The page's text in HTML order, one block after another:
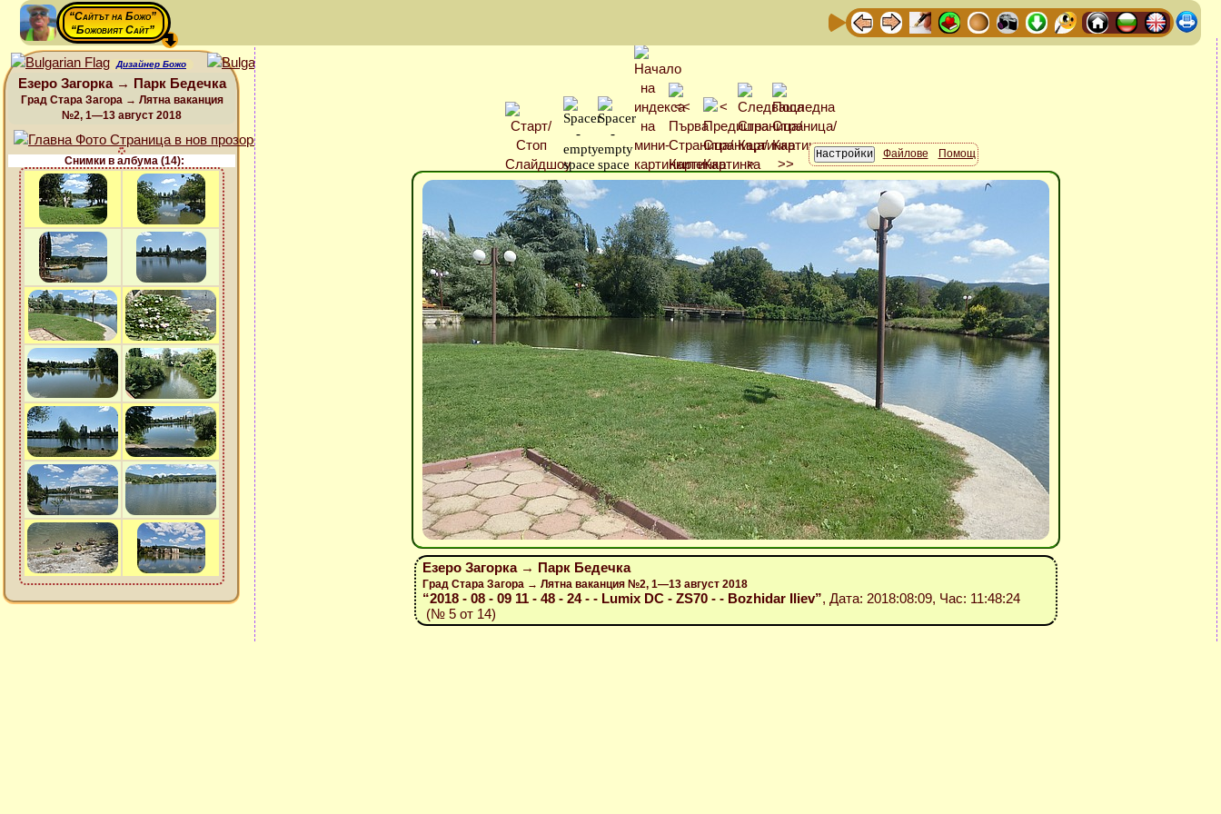
“Сайтът на Божо”
“Божовият Сайт”
Дизайнер Божо
Езеро Загорка → Парк Бедечка
Град Стара Загора → Лятна ваканция
№2, 1—13 август 2018
Снимки в албума (14):
Файлове Помощ
Езеро Загорка → Парк Бедечка
Град Стара Загора → Лятна ваканция №2, 1—13 август 2018
“2018 - 08 - 09 11 - 48 - 24 - - Lumix DC - ZS70 - - Bozhidar Iliev”, Дата: 2018:08:09, Час: 11:48:24
(№ 5 от 14)